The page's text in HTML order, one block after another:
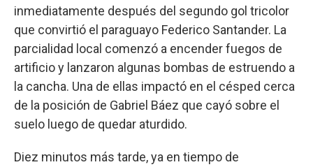
inmediatamente después del segundo gol tricolor
que convirtió el paraguayo Federico Santander. La
parcialidad local comenzó a encender fuegos de
artificio y lanzaron algunas bombas de estruendo a
la cancha. Una de ellas impactó en el césped cerca
de la posición de Gabriel Báez que cayó sobre el
suelo luego de quedar aturdido.
Diez minutos más tarde, ya en tiempo de